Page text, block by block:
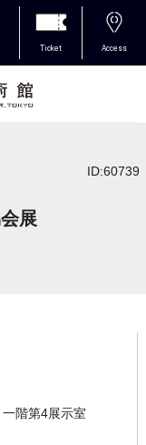
Ticket Access
ID:60739
展
階第4展示室